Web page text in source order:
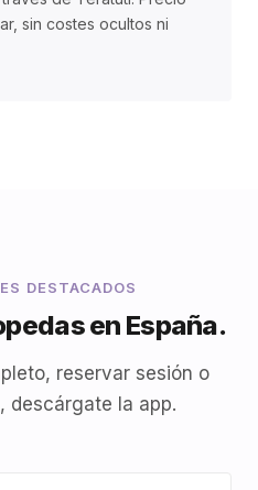
sin costes ocultos ni
DESTACADOS
en España.
reservar sesión o
descárgate la app.